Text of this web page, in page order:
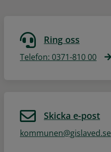
Ring oss
Telefon: 0371-810 00
Skicka e-post
kommunen@gislaved.se